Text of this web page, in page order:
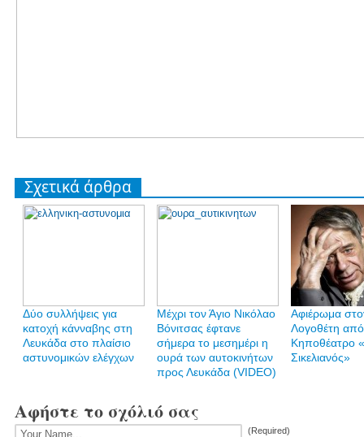
Σχετικά άρθρα
Δύο συλλήψεις για
κατοχή κάνναβης στη
Λευκάδα στο πλαίσιο
αστυνομικών ελέγχων
Mέχρι τον Άγιο Νικόλαο
Βόνιτσας έφτανε
σήμερα το μεσημέρι η
ουρά των αυτοκινήτων
προς Λευκάδα (VIDEO)
Αφιέρωμα
Λογοθέτη
Κηποθέατρο
Σικελιανός»
Αφήστε το σχόλιό σας
(Required)